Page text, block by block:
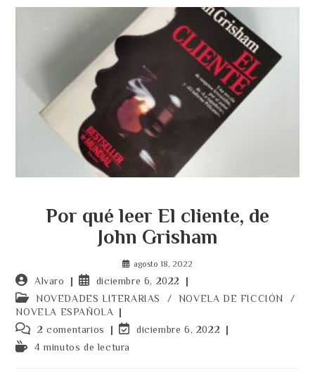
Por qué leer El cliente, de
John Grisham
agosto 18, 2022
Autor
de
la
entrada:
Alvaro
Publicación
de
la
diciembre 6, 2022
Categoría
de
la
entrada:
NOVEDADES LITERARIAS / NOVELA DE FICCIÓN
/
NOVELA ESPAÑOLA
Comentarios
de
la
2 comentarios
Últimadiciembre 6, 2022
Tiempo4 minutos de lectura